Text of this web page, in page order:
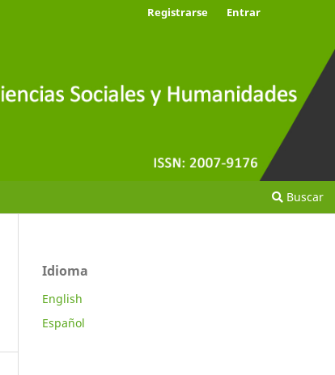
Buscar
Registrarse Entrar
Idioma
English
Español